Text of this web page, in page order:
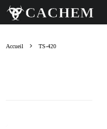
Accueil TS-420